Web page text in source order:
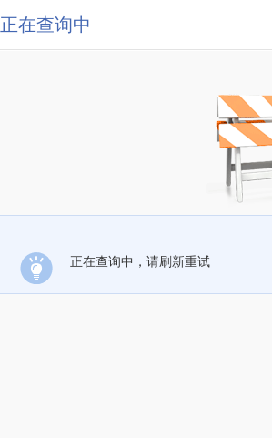
正在查询中
正在查询中，请刷新重试